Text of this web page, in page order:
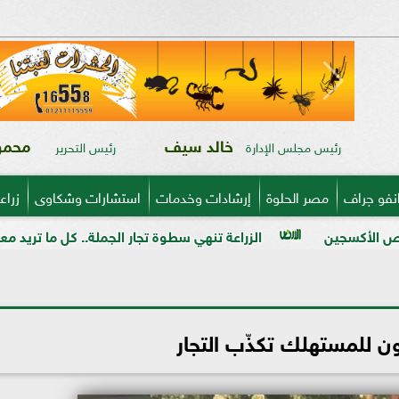
رئيس مجلس الإدارة خالد سيف رئيس التحرير
جراف مصر الحلوة إرشادات وخدمات استشارات وشكاوى
الزراعة تنهي سطوة تجار الجملة.. كل ما تريد معرفته عن خريطة
للمستهلك تكذّب التجار